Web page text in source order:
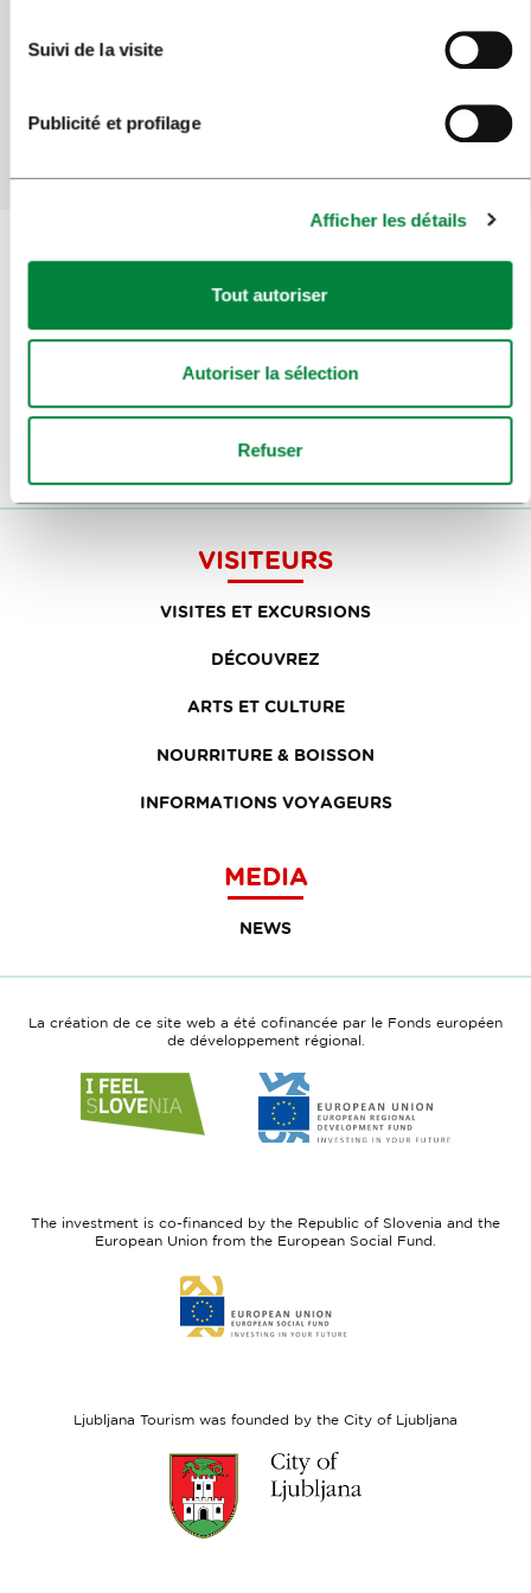
Suivi de la visite
Publicité et profilage
Afficher les détails
Tout autoriser
Autoriser la sélection
Refuser
recherchiez ?
Oui Non
Inscrivez-vous à la
Suivez-nous
VISITEURS
VISITES ET EXCURSIONS
DÉCOUVREZ
ARTS ET CULTURE
NOURRITURE & BOISSON
INFORMATIONS VOYAGEURS
MEDIA
NEWS
La création de ce site web a été cofinancée par le Fonds européen
de développement régional.
to
website
to
website
Fund
The investment is co-financed by the Republic of Slovenia and the
European Union from the European Social Fund.
to
website
Ljubljana Tourism was founded by the City of Ljubljana